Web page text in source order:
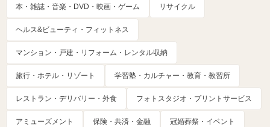
本・雑誌・音楽・DVD・映画・ゲーム リサイクル
ヘルス&ビューティ・フィットネス
マンション・戸建・リフォーム・レンタル収納
旅行・ホテル・リゾート 学習塾・カルチャー・教育・教習所
レストラン・デリバリー・外食 フォトスタジオ・プリントサービス
アミューズメント 保険・共済・金融 冠婚葬祭・イベント